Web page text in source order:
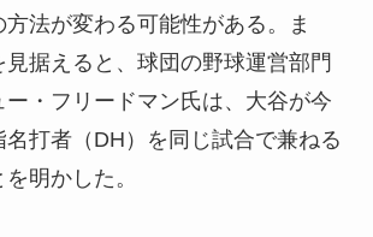
法が変わる可能性がある。ま
据えると、球団の野球運営部門
・フリードマン氏は、大谷が今
打者（DH）を同じ試合で兼ねる
明かした。